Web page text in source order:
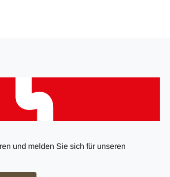
und melden Sie sich für unseren